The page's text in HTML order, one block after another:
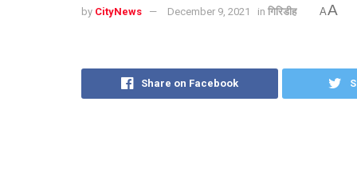
by CityNews December 9, 2021 in गिरिडीह AA
Share on Facebook